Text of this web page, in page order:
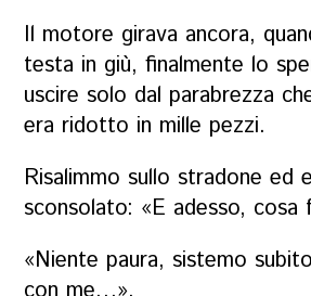
Il motore girava ancora,
testa in giù, finalmente lo
uscire solo dal parabrezza
era ridotto in mille pezzi.
Risalimmo sullo stradone ed
sconsolato: «E adesso, cosa
«Niente paura, sistemo